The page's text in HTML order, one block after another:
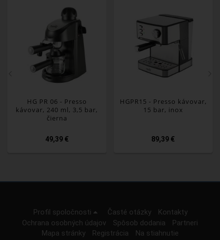
HG PR 06 - Presso
kávovar, 240 ml, 3,5 bar,
čierna
49,39 €
HGPR15 - Presso kávovar,
15 bar, inox
89,39 €
Profil spoločnosti Časté otázky
Kontakty
Ochrana osobných údajov
Spôsob dodania
Partneri
Mapa stránky
Registrácia
Na stiahnutie